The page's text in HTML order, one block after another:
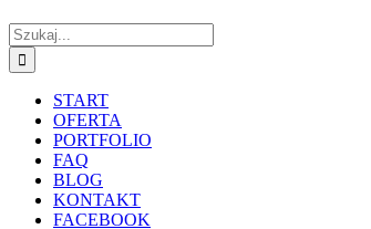
Szukaj
START
OFERTA
PORTFOLIO
FAQ
BLOG
KONTAKT
FACEBOOK